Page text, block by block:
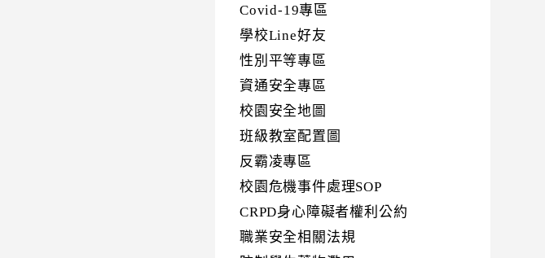
Covid-19專區
學校Line好友
性別平等專區
資通安全專區
校園安全地圖
班級教室配置圖
反霸凌專區
校園危機事件處理SOP
CRPD身心障礙者權利公約
職業安全相關法規